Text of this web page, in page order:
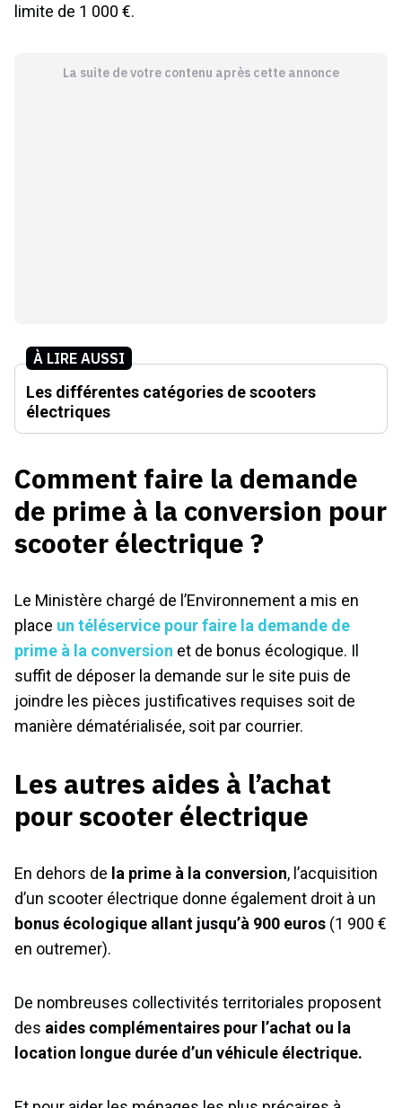
limite de 1 000 €.
La suite de votre contenu après cette annonce
À LIRE AUSSI
Les différentes catégories de scooters
électriques
Comment faire la demande
de prime à la conversion pour
scooter électrique ?
Le Ministère chargé de l’Environnement a mis en
place un téléservice pour faire la demande de
prime à la conversion et de bonus écologique. Il
suffit de déposer la demande sur le site puis de
joindre les pièces justificatives requises soit de
manière dématérialisée, soit par courrier.
Les autres aides à l’achat
pour scooter électrique
En dehors de la prime à la conversion, l’acquisition
d’un scooter électrique donne également droit à un
bonus écologique allant jusqu’à 900 euros (1 900 €
en outremer).
De nombreuses collectivités territoriales proposent
des aides complémentaires pour l’achat ou la
location longue durée d’un véhicule électrique.